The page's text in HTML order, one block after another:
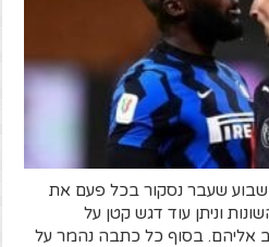
שעבר נסקור בכל פעם את
וניתן עוד דגש קטן על
אליהם. בסוף כל כתבה נהמר על